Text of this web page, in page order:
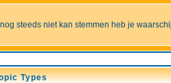
steeds niet kan stemmen heb je
Types